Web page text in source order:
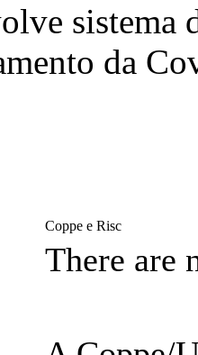
sistema
da
Coppe e Risc
There are